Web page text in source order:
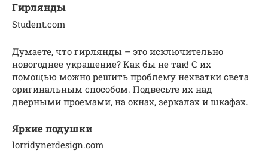
Гирлянды
Student.com
Думаете, что гирлянды – это исключительно
новогоднее украшение? Как бы не так! С их
помощью можно решить проблему нехватки света
оригинальным способом. Подвесьте их над
дверными проемами, на окнах, зеркалах и шкафах.
Яркие подушки
lorridynerdesign.com